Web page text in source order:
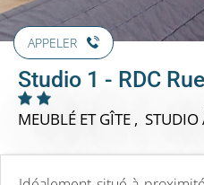
APPELER
Studio 1 - RDC Rue
MEUBLÉ ET GÎTE , STUDIO